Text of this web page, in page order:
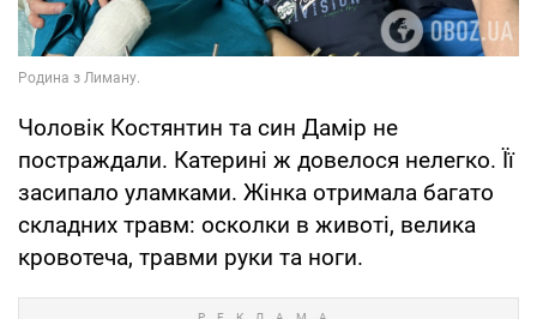
Чоловік Костянтин та син Дамір не
постраждали. Катерині ж довелося нелегко. Її
засипало уламками. Жінка отримала багато
складних травм: осколки в животі, велика
кровотеча, травми руки та ноги.